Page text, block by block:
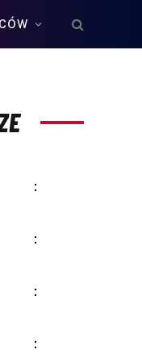
:
:
:
: